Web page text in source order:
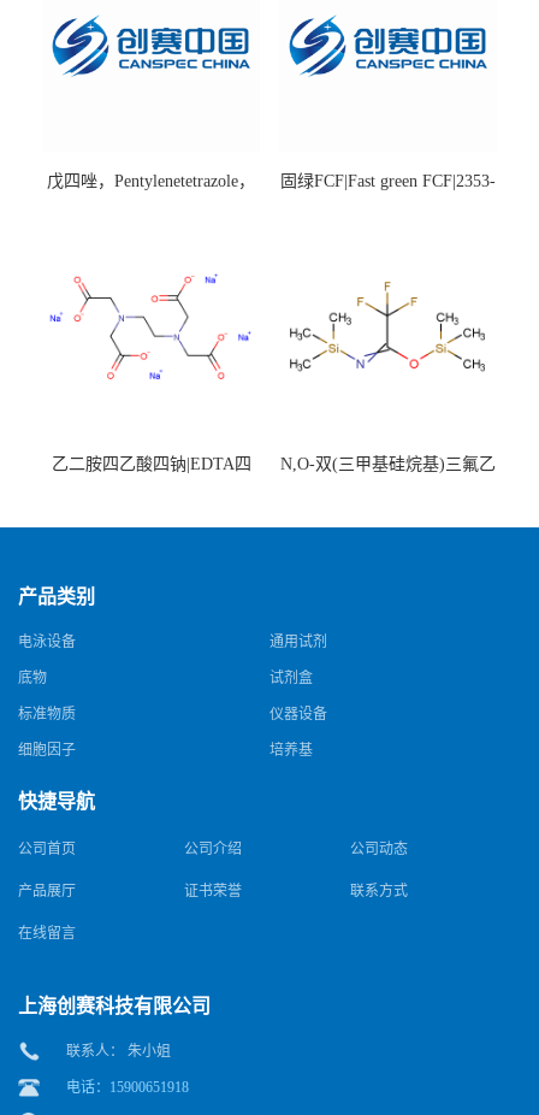
戊四唑，Pentylenetetrazole，
固绿FCF|Fast green FCF|2353-
乙二胺四乙酸四钠|EDTA四
N,O-双(三甲基硅烷基)三氟乙
产品类别
电泳设备 通用试剂
底物 试剂盒
标准物质 仪器设备
细胞因子 培养基
快捷导航
公司首页 公司介绍 公司动态
产品展厅 证书荣誉 联系方式
在线留言
上海创赛科技有限公司
联系人： 朱小姐
电话：15900651918